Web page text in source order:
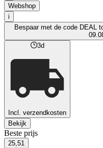
Webshop
i
Bespaar met de code DEAL
3d
Incl. verzendkosten
Bekijk
Beste prijs
25,51